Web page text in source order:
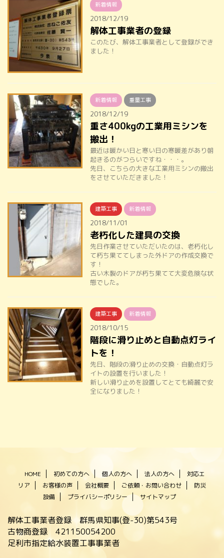
新着情報
2018/12/19
解体工事業者の登録
このたび、解体工事業者として登録ができ
ました！
新着情報 重量工事
2018/12/19
重さ400kgの工業用ミシンを
搬出！
最近は暖かい日と寒い日の寒暖差があり朝
起きるのがつらいですね・・・。
先日、こちらの大きな工業用ミシンの搬出
をさせていただきました！
建築工事 新着情報
2018/11/01
老朽化した建具の交換
先日作業させていただいたのは、老朽化し
て朽ち果ててしまった外ドアの作成交換で
す！
古い木製のドアが朽ち果てて大変危険な状
態でした。
建築工事 新着情報
2018/10/15
階段に滑り止めと自動点灯ライ
トを！
先日、階段の滑り止めの交換・自動点灯ラ
イトの設置を行いました！
新しい滑り止めを設置してとても綺麗で安
全になりました！
HOME 初めての方へ 個人の方へ 法人の方へ
対応エ
リア
お客様の声 会社概要 ご依頼・お問い合わせ
防災
設備
プライバシーポリシー サイトマップ
解体工事業者登録 群馬県知事(登-30)第543号
古物商登録 421150054200
足利市指定給水装置工事事業者